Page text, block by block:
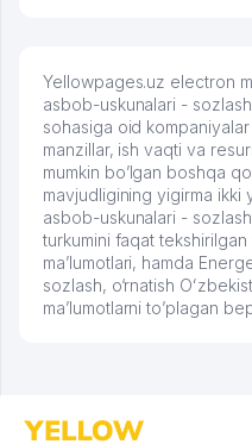
Yellowpages.uz electron
asbob-uskunalari -
sohasiga oid kompaniyalar
manzillar, ish vaqti va
mumkin bo’lgan boshqa
mavjudligining yigirma ikki
asbob-uskunalari -
turkumini faqat
ma’lumotlari, hamda
sozlash, o‘rnatish
ma’lumotlarni to’plagan